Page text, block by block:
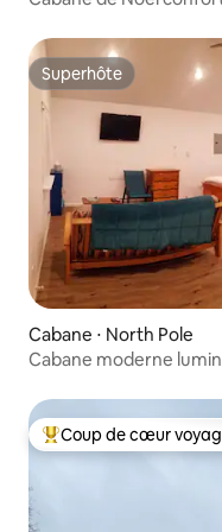
Superhôte
Superhôte
Cabane ⋅ North Pole
Cabane moderne
Coups de cœur
Coup de cœur